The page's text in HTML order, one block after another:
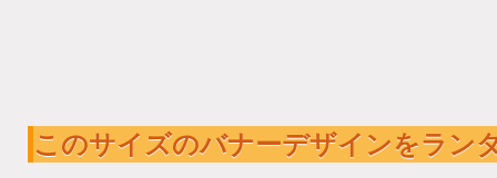
このサイズのバナーデザインをラン